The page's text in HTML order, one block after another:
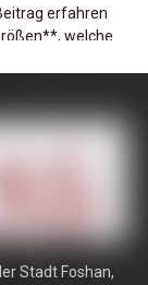
erfahren
welche
Entwicklung von
davon,
Stadt Foshan,